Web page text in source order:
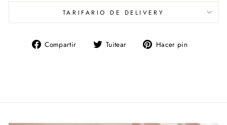
TARIFARIO DE DELIVERY
Compartir
CompartirTuitear
Tuitear Hacer pin